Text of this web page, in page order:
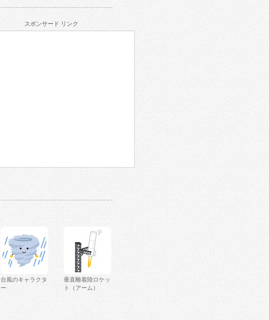
スポンサード リンク
台風のキャラクタ
ー
垂直離着陸ロケッ
ト（アーム）